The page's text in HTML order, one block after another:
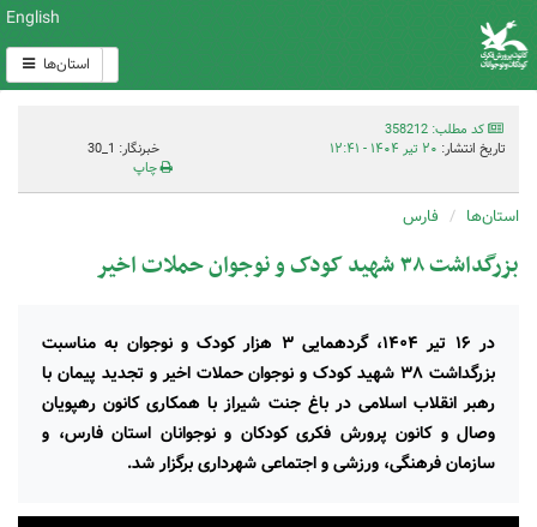
English
استان‌ها
کد مطلب: 358212
تاریخ انتشار: ۲۰ تیر ۱۴۰۴ - ۱۲:۴۱
خبرنگار: 1_30
چاپ
استان‌ها فارس
بزرگداشت ۳۸ شهید کودک و نوجوان حملات اخیر
در ۱۶ تیر ۱۴۰۴، گردهمایی ۳ هزار کودک و نوجوان به مناسبت
بزرگداشت ۳۸ شهید کودک و نوجوان حملات اخیر و تجدید پیمان با
رهبر انقلاب اسلامی در باغ جنت شیراز با همکاری کانون رهپویان
وصال و کانون پرورش فکری کودکان و نوجوانان استان فارس، و
سازمان فرهنگی، ورزشی و اجتماعی شهرداری برگزار شد.